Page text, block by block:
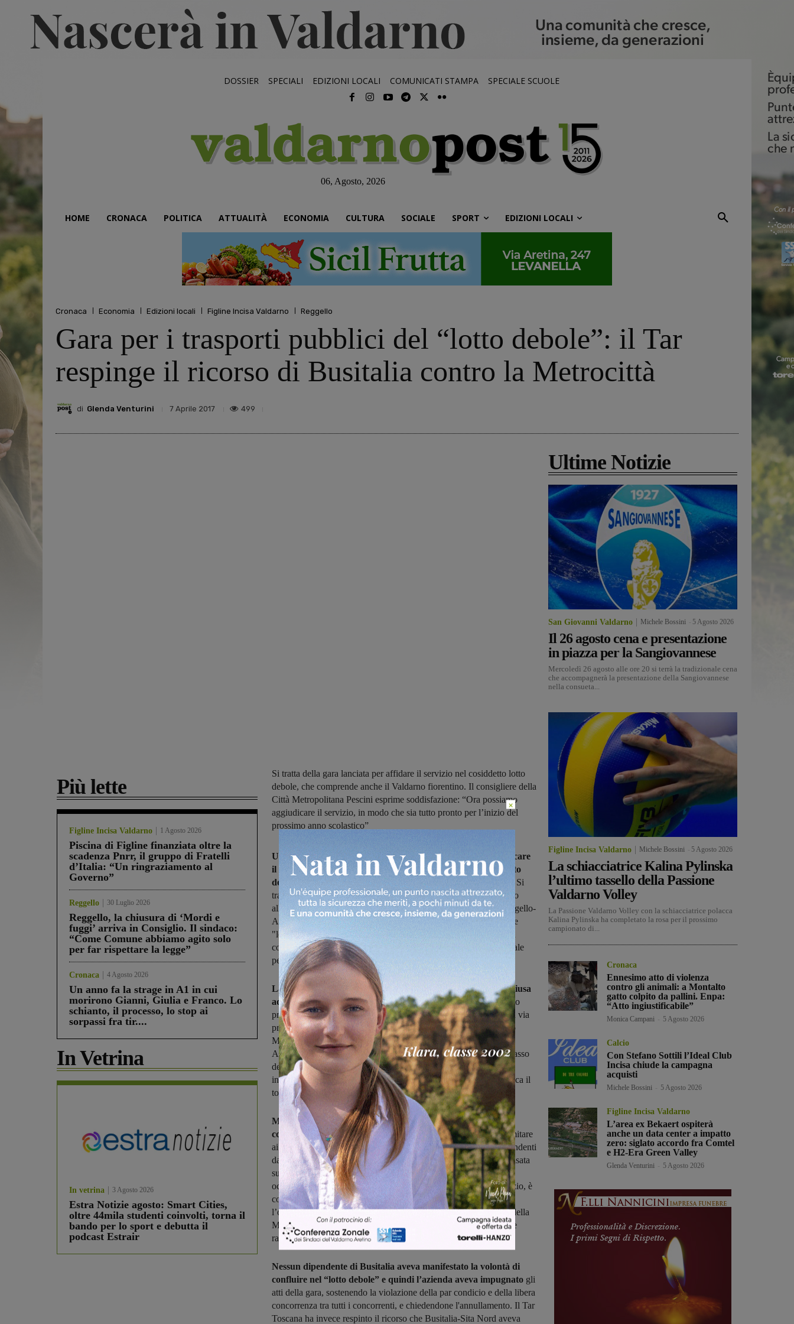
DOSSIER SPECIALI EDIZIONI LOCALI COMUNICATI STAMPA SPECIALE SCUOLE
06, Agosto, 2026
HOME CRONACA POLITICA ATTUALITÀ ECONOMIA CULTURA SOCIALE SPORT EDIZIONI LOCALI
Cronaca Economia Edizioni locali Figline Incisa Valdarno Reggello
Gara per i trasporti pubblici del “lotto debole”: il Tar
respinge il ricorso di Busitalia contro la Metrocittà
di Glenda Venturini 7 Aprile 2017 499
Più lette
Figline Incisa Valdarno 1 Agosto 2026
Piscina di Figline finanziata oltre la
scadenza Pnrr, il gruppo di Fratelli
d’Italia: “Un ringraziamento al
Governo”
Reggello 30 Luglio 2026
Reggello, la chiusura di ‘Mordi e
fuggi’ arriva in Consiglio. Il sindaco:
“Come Comune abbiamo agito solo
per far rispettare la legge”
Cronaca 4 Agosto 2026
Un anno fa la strage in A1 in cui
morirono Gianni, Giulia e Franco. Lo
schianto, il processo, lo stop ai
sorpassi fra tir....
In Vetrina
In vetrina 3 Agosto 2026
Estra Notizie agosto: Smart Cities,
oltre 44mila studenti coinvolti, torna il
bando per lo sport e debutta il
podcast Estrair
Si tratta della gara lanciata per affidare il servizio nel cosiddetto lotto
debole, che comprende anche il Valdarno fiorentino. Il consigliere della
Città Metropolitana Pescini esprime soddisfazione: “Ora possiamo
aggiudicare il servizio, in modo che sia tutto pronto per l’inizio del
prossimo anno scolastico”
Una sentenza del Tar della Toscana sblocca l'iter per aggiudicare
il servizio di trasporto pubblico su gomma nel cosiddetto "lotto
debole",
che comprende anche i comuni del Valdarno fiorentino. Si
tratta di un bando di gara diverso rispetto a quello che sta portando
all'introduzione di un maxi-gestore unico in Toscana: le zone 'Mugello-
Alto Mugello' e 'Valdarno-Valdisieve' sono state infatti considerate
"lotto debole" perché in area extraurbana e con una domanda non
consistente, e quindi quei servizi non sono finiti nel bando regionale
per il gestore unico.
La gara si era aperta quasi un anno fa, a luglio 2016, e si è chiusa
ad ottobre.Andava in appalto un affidamento per sei anni al costo
previsto di circa 22 milioni di euro. Ebbene, è stato aggiudicato in via
provvisoria nel mese di febbraio al raggruppamento tra Consorzio
MAS+ (F.lli Alterini Snc, F.lli Magherini Snc e S.A.M. Snc) e
Autolinee Toscane Spa; un raggruppamento che ha offerto un ribasso
del 4,60% sul prezzo a Km a base di gara (pari a 1,60 euro) e
investimenti per circa 5 milioni di euro, che consentiranno in pratica il
totale rinnovo del parco mezzi.
Ma Busitalia, che non ha partecipato alla procedura di gara,
contestava la scelta della Città Metropolitana di Firenzedi limitare
ai soli volontari che ne avevano fatto richiesta, il numero dei dipendenti
da trasferire al nuovo gestore aggiudicatario del servizio: scelta basata
sul fatto che la cosiddetta “clausola sociale” ovvero la tutela
occupazionale di tutti i dipendenti attualmente impiegati nel servizio, è
comunque garantita nel lotto unico regionale, il cui gestore avrà
l’obbligo di mantenere inalterati i livelli occupazionali. La scelta della
Metrocittà era stata condivisa dalla stessa Regione Toscana e dalle
rappresentanze sindacali dei lavoratori.
Nessun dipendente di Busitalia aveva manifestato la volontà di
confluire nel “lotto debole” e quindi l’azienda aveva impugnato gli
atti della gara, sostenendo la violazione della par condicio e della libera
concorrenza tra tutti i concorrenti, e chiedendone l'annullamento. Il Tar
Toscana ha invece respinto il ricorso che Busitalia-Sita Nord aveva
Ultime Notizie
San Giovanni Valdarno Michele Bossini 5 Agosto 2026
Il 26 agosto cena e presentazione
in piazza per la Sangiovannese
Mercoledì 26 agosto alle ore 20 si terrà la tradizionale cena
che accompagnerà la presentazione della Sangiovannese
nella consueta...
Figline Incisa Valdarno Michele Bossini 5 Agosto 2026
La schiacciatrice Kalina Pylinska
l’ultimo tassello della Passione
Valdarno Volley
La Passione Valdarno Volley con la schiacciatrice polacca
Kalina Pylinska ha completato la rosa per il prossimo
campionato di...
Cronaca
Ennesimo atto di violenza
contro gli animali: a Montalto
gatto colpito da pallini. Enpa:
“Atto ingiustificabile”
Monica Campani 5 Agosto 2026
Calcio
Con Stefano Sottili l’Ideal Club
Incisa chiude la campagna
acquisti
Michele Bossini 5 Agosto 2026
Figline Incisa Valdarno
L’area ex Bekaert ospiterà
anche un data center a impatto
zero: siglato accordo fra Comtel
e H2-Era Green Valley
Glenda Venturini 5 Agosto 2026
×